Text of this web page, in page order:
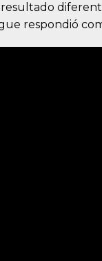
resultado
respondió